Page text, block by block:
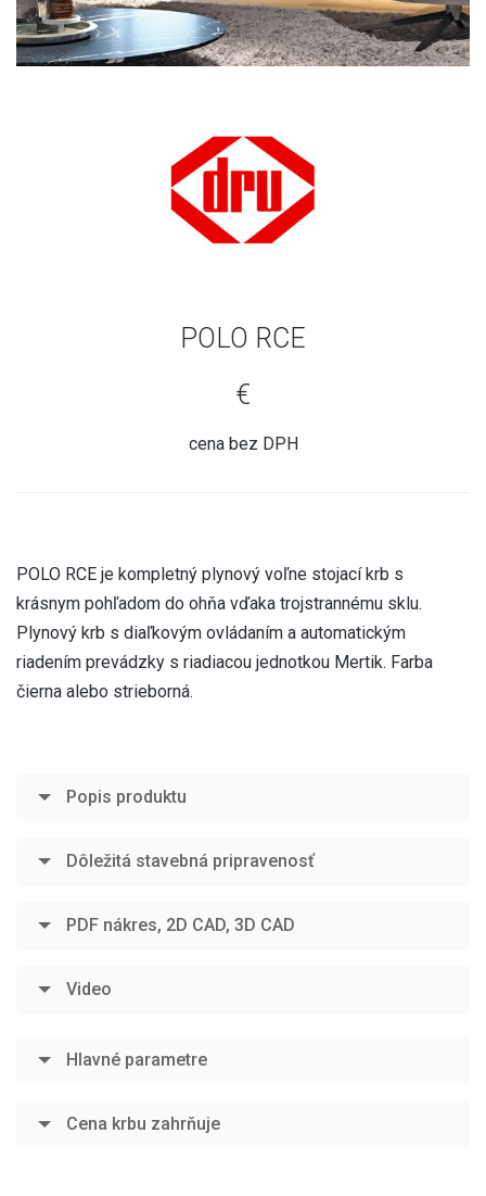
POLO RCE
€
cena bez DPH
POLO RCE je kompletný plynový voľne stojací krb s
krásnym pohľadom do ohňa vďaka trojstrannému sklu.
Plynový krb s diaľkovým ovládaním a automatickým
riadením prevádzky s riadiacou jednotkou Mertik. Farba
čierna alebo strieborná.
Popis produktu
Dôležitá stavebná pripravenosť
PDF nákres, 2D CAD, 3D CAD
Video
Hlavné parametre
Cena krbu zahrňuje